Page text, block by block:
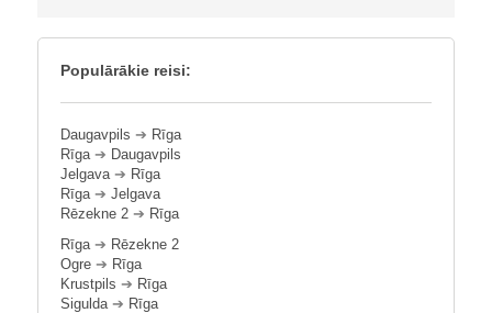
Populārākie reisi:
Daugavpils ➔ Rīga
Rīga➔ Daugavpils
Jelgava➔ Rīga
Rīga➔ Jelgava
Rēzekne 2 ➔ Rīga
Rīga➔ Rēzekne 2
Ogre ➔ Rīga
Krustpils ➔ Rīga
Sigulda➔ Rīga